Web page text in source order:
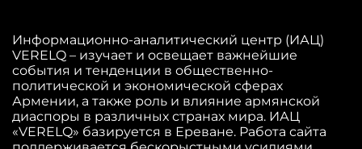
Информационно-аналитический центр (ИАЦ)
VERELQ – изучает и освещает важнейшие
события и тенденции в общественно-
политической и экономической сферах
Армении, а также роль и влияние армянской
диаспоры в различных странах мира. ИАЦ
«VERELQ» базируется в Ереване. Работа сайта